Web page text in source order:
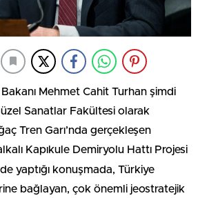
Mehmet Cahit Turhan şimdi
Sanatlar Fakültesi olarak
Tren Garı’nda gerçekleşen
Kapıkule Demiryolu Hattı Projesi
yaptığı konuşmada, Türkiye
bağlayan, çok önemli jeostratejik